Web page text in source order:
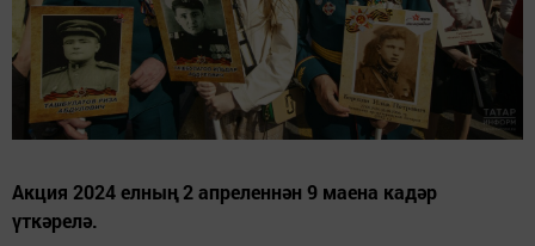
Акция 2024 елның 2 апреленнән 9 маена кадәр
үткәрелә.